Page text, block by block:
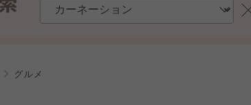
グルメ